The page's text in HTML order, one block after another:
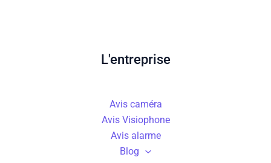
L'entreprise
Avis caméra
Avis Visiophone
Avis alarme
Blog